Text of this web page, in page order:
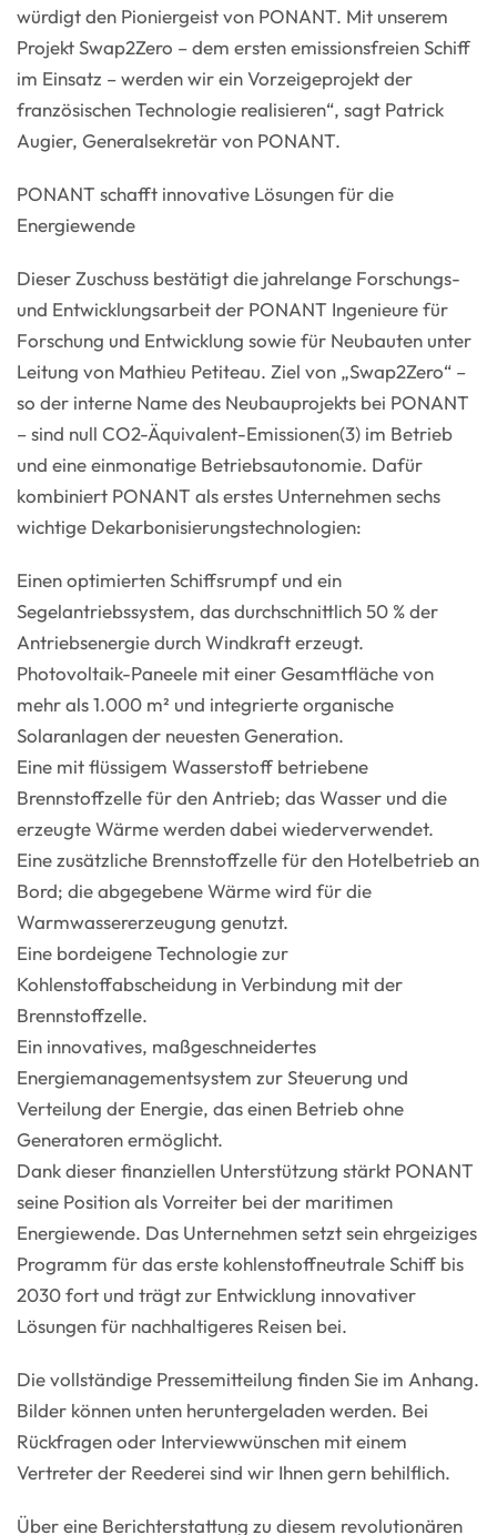
würdigt den Pioniergeist von PONANT. Mit unserem
Projekt Swap2Zero – dem ersten emissionsfreien Schiff
im Einsatz – werden wir ein Vorzeigeprojekt der
französischen Technologie realisieren“, sagt Patrick
Augier, Generalsekretär von PONANT.
PONANT schafft innovative Lösungen für die
Energiewende
Dieser Zuschuss bestätigt die jahrelange Forschungs-
und Entwicklungsarbeit der PONANT Ingenieure für
Forschung und Entwicklung sowie für Neubauten unter
Leitung von Mathieu Petiteau. Ziel von „Swap2Zero“ –
so der interne Name des Neubauprojekts bei PONANT
– sind null CO2-Äquivalent-Emissionen(3) im Betrieb
und eine einmonatige Betriebsautonomie. Dafür
kombiniert PONANT als erstes Unternehmen sechs
wichtige Dekarbonisierungstechnologien:
Einen optimierten Schiffsrumpf und ein
Segelantriebssystem, das durchschnittlich 50 % der
Antriebsenergie durch Windkraft erzeugt.
Photovoltaik-Paneele mit einer Gesamtfläche von
mehr als 1.000 m² und integrierte organische
Solaranlagen der neuesten Generation.
Eine mit flüssigem Wasserstoff betriebene
Brennstoffzelle für den Antrieb; das Wasser und die
erzeugte Wärme werden dabei wiederverwendet.
Eine zusätzliche Brennstoffzelle für den Hotelbetrieb an
Bord; die abgegebene Wärme wird für die
Warmwassererzeugung genutzt.
Eine bordeigene Technologie zur
Kohlenstoffabscheidung in Verbindung mit der
Brennstoffzelle.
Ein innovatives, maßgeschneidertes
Energiemanagementsystem zur Steuerung und
Verteilung der Energie, das einen Betrieb ohne
Generatoren ermöglicht.
Dank dieser finanziellen Unterstützung stärkt PONANT
seine Position als Vorreiter bei der maritimen
Energiewende. Das Unternehmen setzt sein ehrgeiziges
Programm für das erste kohlenstoffneutrale Schiff bis
2030 fort und trägt zur Entwicklung innovativer
Lösungen für nachhaltigeres Reisen bei.
Die vollständige Pressemitteilung finden Sie im Anhang.
Bilder können unten heruntergeladen werden. Bei
Rückfragen oder Interviewwünschen mit einem
Vertreter der Reederei sind wir Ihnen gern behilflich.
Über eine Berichterstattung zu diesem revolutionären